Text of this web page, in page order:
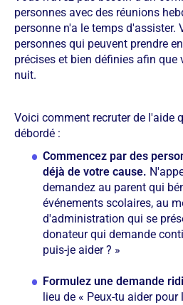
personnes avec des réunions
personne n'a le temps d'assister.
personnes qui peuvent prendre
précises et bien définies afin
nuit.
Voici comment recruter de l'aide
débordé :
Commencez par des
déjà de votre cause.
demandez au parent qui
événements scolaires, au
d'administration qui se
donateur qui demande
puis-je aider ? »
Formulez une demande
lieu de « Peux-tu aider